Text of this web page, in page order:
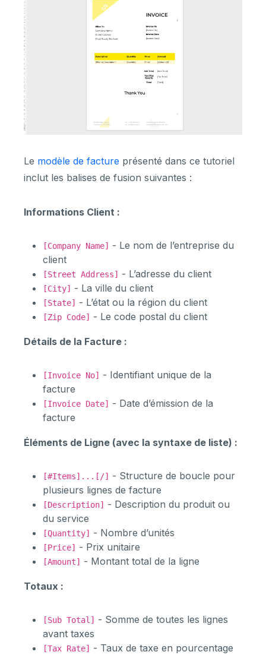
Le modèle de facture présenté dans ce tutoriel
inclut les balises de fusion suivantes :
Informations Client :
[Company Name] - Le nom de l’entreprise du
client
[Street Address] - L’adresse du client
[City] - La ville du client
[State] - L’état ou la région du client
[Zip Code] - Le code postal du client
Détails de la Facture :
[Invoice No] - Identifiant unique de la
facture
[Invoice Date] - Date d’émission de la
facture
Éléments de Ligne (avec la syntaxe de liste) :
[#Items]...[/] - Structure de boucle pour
plusieurs lignes de facture
[Description] - Description du produit ou
du service
[Quantity] - Nombre d’unités
[Price] - Prix unitaire
[Amount] - Montant total de la ligne
Totaux :
[Sub Total] - Somme de toutes les lignes
avant taxes
[Tax Rate] - Taux de taxe en pourcentage